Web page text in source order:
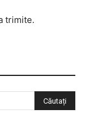
trimite.